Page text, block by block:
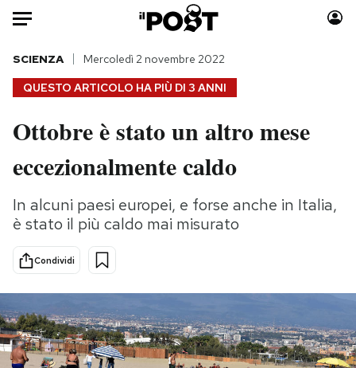
Auto
HOME
Italia
Politica
Tecnologia
Internet
Scienza
Cultura
Economia
Sport
Moda
Consumismi
Storie/Idee
Ok Boomer!
Altrecose
Mondiali calcio 2026
QUESTO ARTICOLO HA PIÙ DI 3 ANNI
SCIENZA Mercoledì 2 novembre 2022
Ottobre è stato un altro mese
eccezionalmente caldo
In alcuni paesi europei, e forse anche in Italia,
è stato il più caldo mai misurato
Condividi